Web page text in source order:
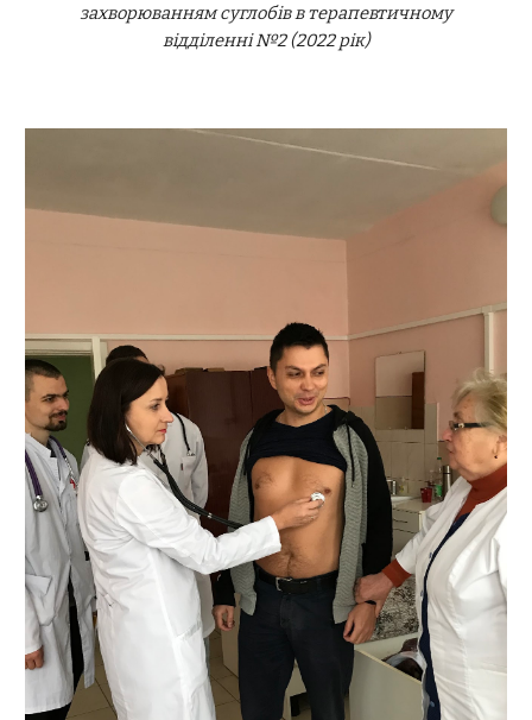
захворюванням суглобів в терапевтичному
відділенні №2 (2022 рік)